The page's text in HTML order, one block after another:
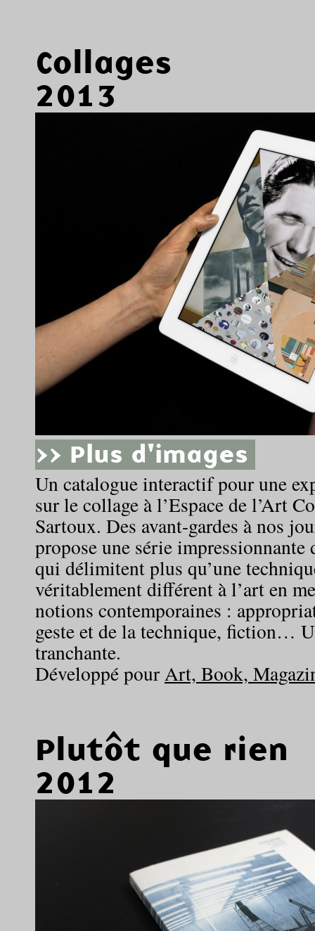
Collages
2013
>> Plus d'images
Un catalogue interactif pour une
sur le collage à l’Espace de l’Art
Sartoux. Des avant-gardes à nos
propose une série impressionnante
qui délimitent plus qu’une
véritablement différent à l’art en
notions contemporaines :
geste et de la technique, fiction…
tranchante.
Développé pourArt, Book,
Plutôt que rien
2012